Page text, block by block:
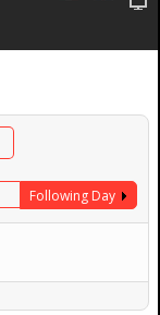
Following Day